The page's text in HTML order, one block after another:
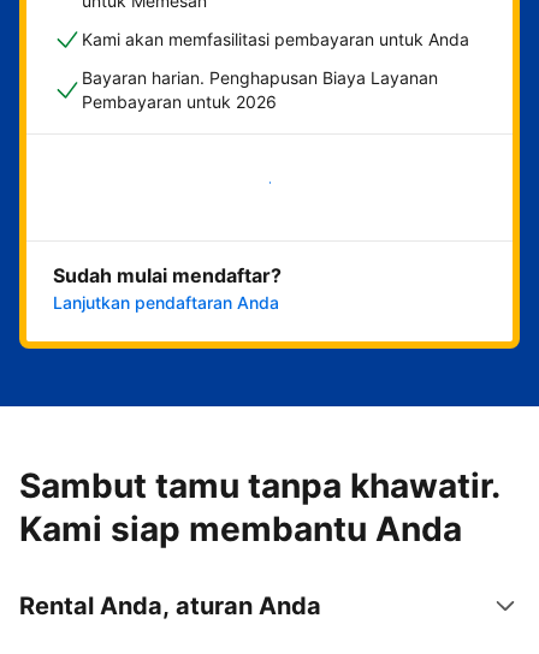
Kami akan memfasilitasi pembayaran untuk Anda
Bayaran harian. Penghapusan Biaya Layanan
Pembayaran untuk 2026
Mulai sekarang
Sudah mulai mendaftar?
Lanjutkan pendaftaran Anda
Sambut tamu tanpa khawatir.
Kami siap membantu Anda
Rental Anda, aturan Anda